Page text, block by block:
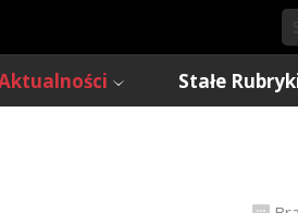
Stałe